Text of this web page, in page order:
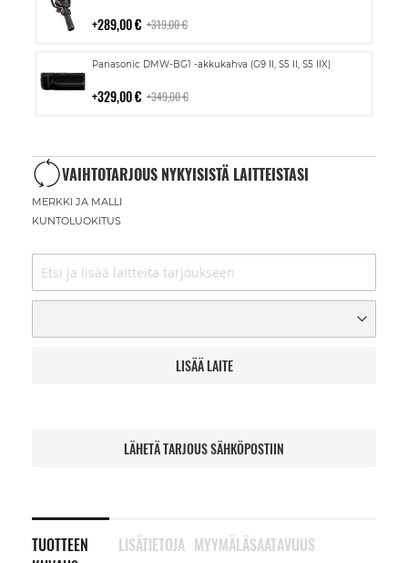
289,00 € 319,00 €
Panasonic DMW-BG1 -akkukahva (G9 II, S5 II, S5 IIX)
329,00 € 349,00 €
Lisää
VAIHTOTARJOUS NYKYISISTÄ LAITTEISTASI
MERKKI JA MALLI
KUNTOLUOKITUS
LISÄÄ LAITE
LÄHETÄ TARJOUS SÄHKÖPOSTIIN
TUOTTEEN
LISÄTIETOJA MYYMÄLÄSAATAVUUS